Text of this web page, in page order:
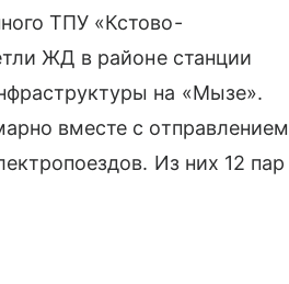
ТПУ «Кстово-
ЖД в районе станции
на «Мызе».
вместе с отправлением
Из них 12 пар